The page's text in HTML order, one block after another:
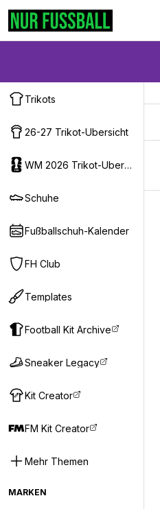
Trikots
26-27 Trikot-Ubersicht
WM 2026 Trikot-Ubersicht
Schuhe
Fußballschuh-Kalender
FH Club
Templates
Football Kit Archive
Sneaker Legacy
Kit Creator
FM Kit Creator
Mehr Themen
MARKEN